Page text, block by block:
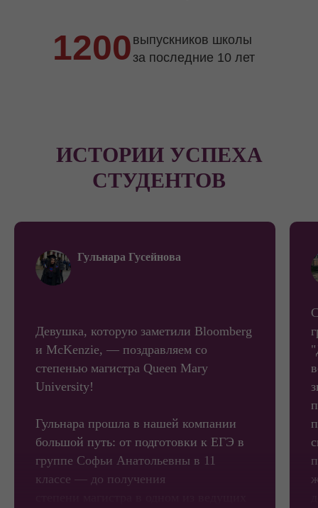
1200 выпускников школы
за последние 10 лет
ИСТОРИИ УСПЕХА
СТУДЕНТОВ
Гульнара Гусейнова
Девушка, которую заметили Bloomberg
и McKenzie, — поздравляем со
степенью магистра Queen Mary
University!
Гульнара прошла в нашей компании
большой путь: от подготовки к ЕГЭ в
группе Софьи Анатольевны в 11
классе — до получения